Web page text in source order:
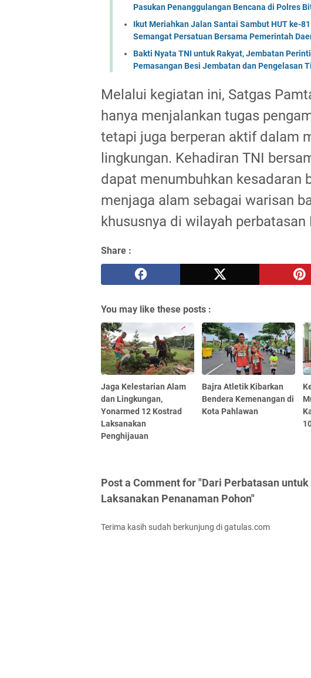
Pasukan Penanggulangan Bencana di Polres
Ikut Meriahkan Jalan Santai Sambut HUT ke-
Semangat Persatuan Bersama Pemerintah
Bakti Nyata TNI untuk Rakyat, Jembatan
Pemasangan Besi Jembatan dan Pengelasan
Melalui kegiatan ini, Satgas
hanya menjalankan tugas
tetapi juga berperan aktif dalam
lingkungan. Kehadiran TNI
dapat menumbuhkan kesadaran
menjaga alam sebagai warisan
khususnya di wilayah perbatasan
Share :
You may like these posts :
Jaga Kelestarian Alam
dan Lingkungan,
Yonarmed 12 Kostrad
Laksanakan
Penghijauan
Bajra Atletik Kibarkan
Bendera Kemenangan di
Kota Pahlawan
Post a Comment for "Dari Perbatasan
Laksanakan Penanaman Pohon"
Terima kasih sudah berkunjung di gatulas.com